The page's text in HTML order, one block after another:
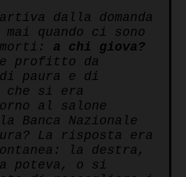
dalla domanda
mai quando ci sono
a chi giova?
profitto da
paura e di
che si era
al salone
Banca Nazionale
La risposta era
la destra,
poteva, o si